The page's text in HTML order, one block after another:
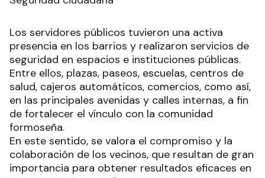
Los servidores públicos tuvieron una activa
presencia en los barrios y realizaron servicios de
seguridad en espacios e instituciones públicas.
Entre ellos, plazas, paseos, escuelas, centros de
salud, cajeros automáticos, comercios, como así,
en las principales avenidas y calles internas, a fin
de fortalecer el vínculo con la comunidad
formoseña.
En este sentido, se valora el compromiso y la
colaboración de los vecinos, que resultan de gran
importancia para obtener resultados eficaces en